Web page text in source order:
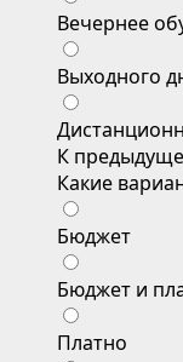
Вечернее
Выходного
К
Какие
Бюджет
Бюджет и
Платно